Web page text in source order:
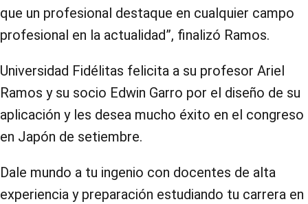
que un profesional destaque en cualquier campo
profesional en la actualidad”, finalizó Ramos.
Universidad Fidélitas felicita a su profesor Ariel
Ramos y su socio Edwin Garro por el diseño de su
aplicación y les desea mucho éxito en el congreso
en Japón de setiembre.
Dale mundo a tu ingenio con docentes de alta
experiencia y preparación estudiando tu carrera en